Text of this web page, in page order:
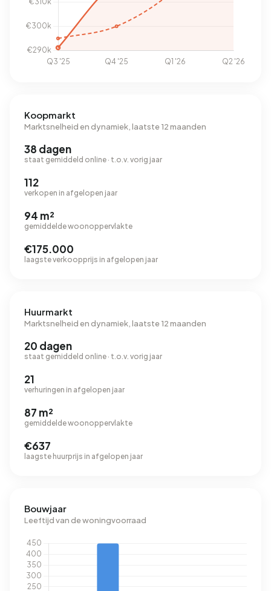
Koopmarkt
Marktsnelheid en dynamiek, laatste 12 maanden
38 dagen
staat gemiddeld online · t.o.v. vorig jaar
112
verkopen in afgelopen jaar
94 m²
gemiddelde woonoppervlakte
€175.000
laagste verkoopprijs in afgelopen jaar
Huurmarkt
Marktsnelheid en dynamiek, laatste 12 maanden
20 dagen
staat gemiddeld online · t.o.v. vorig jaar
21
verhuringen in afgelopen jaar
87 m²
gemiddelde woonoppervlakte
€637
laagste huurprijs in afgelopen jaar
Bouwjaar
Leeftijd van de woningvoorraad